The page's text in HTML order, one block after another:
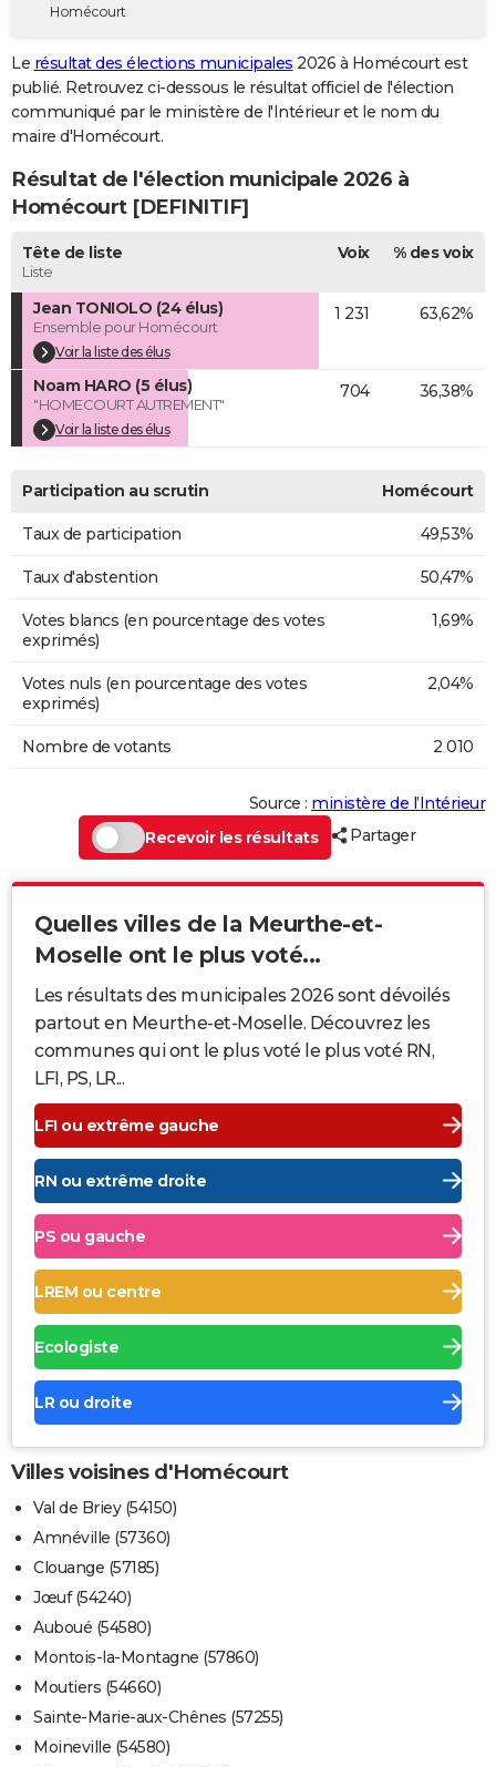
Destinations
City break
Voyage nature
Voyage de noces
Forum
GUIDES D'ACHAT
BONS PLANS
Carte de Noël
Carte Bonne année
Carte Saint-Valentin
Carte Pâques
Carte d'anniversaire
DICTIONNAIRE
Dictionnaire
Biographies
Citations
Expressions
Proverbes
PROGRAMME TV
COPAINS D'AVANT
S'inscrire
Se connecter
Lycées
Collèges
Primaires
Universités
Entreprises
Service militaire
Avis de recherche
AVIS DE DÉCÈS
FORUM
Bricolage
Lifestyle
Culture
Sport
Auto
Television
Voyage
Cinema
Homécourt
Le résultat des élections municipales 2026 à Homécourt est
publié. Retrouvez ci-dessous le résultat officiel de l'élection
communiqué par le ministère de l'Intérieur et le nom du
maire d'Homécourt.
Résultat de l'élection municipale 2026 à
Homécourt [DEFINITIF]
Tête de liste
Liste
Voix % des voix
Jean TONIOLO (24 élus)
Ensemble pour Homécourt
Voir la liste des élus
1 231 63,62%
Noam HARO (5 élus)
"HOMECOURT AUTREMENT"
Voir la liste des élus
704 36,38%
Participation au scrutin Homécourt
Taux de participation 49,53%
Taux d'abstention 50,47%
Votes blancs (en pourcentage des votes
exprimés)
1,69%
Votes nuls (en pourcentage des votes
exprimés)
2,04%
Nombre de votants 2 010
Source : ministère de l’Intérieur
Recevoir les résultats
Partager
Quelles villes de la Meurthe-et-
Moselle ont le plus voté...
Les résultats des municipales 2026 sont dévoilés
partout en Meurthe-et-Moselle. Découvrez les
communes qui ont le plus voté le plus voté RN,
LFI, PS, LR...
LFI ou extrême gauche
RN ou extrême droite
PS ou gauche
LREM ou centre
Ecologiste
LR ou droite
Villes voisines d'Homécourt
Val de Briey (54150)
Amnéville (57360)
Clouange (57185)
Jœuf (54240)
Auboué (54580)
Montois-la-Montagne (57860)
Moutiers (54660)
Sainte-Marie-aux-Chênes (57255)
Moineville (54580)